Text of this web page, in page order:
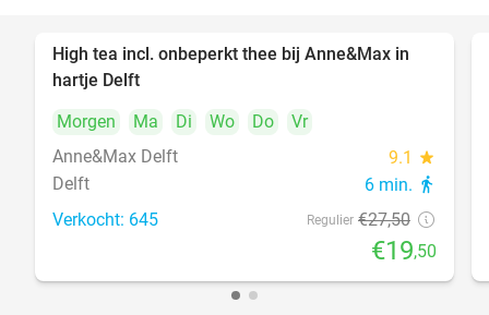
29%
High tea incl. onbeperkt thee bij Anne&Max in
hartje Delft
Morgen
Ma Di Wo Do
Vr
Anne&Max Delft
9.1 star
Delft 6 min. directions_walk
Verkocht: 645 Regulier €27,50
€19,50